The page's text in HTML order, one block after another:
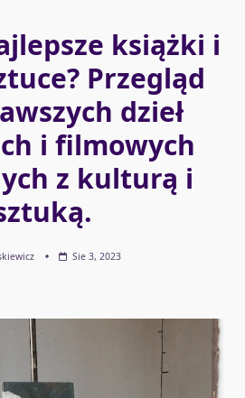
książki i
Przegląd
dzieł
i filmowych
z kulturą i
Sie 3, 2023